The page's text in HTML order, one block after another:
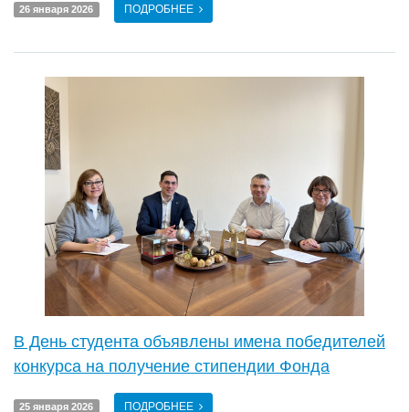
26 января 2026 ПОДРОБНЕЕ
В День студента объявлены имена победителей
конкурса на получение стипендии Фонда
25 января 2026 ПОДРОБНЕЕ